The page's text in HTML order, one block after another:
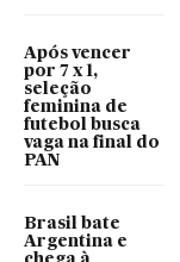
Após vencer
por 7 x 1,
seleção
feminina de
futebol busca
vaga na final do
PAN
Brasil bate
Argentina e